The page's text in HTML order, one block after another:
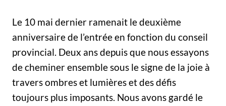
Le 10 mai dernier ramenait le deuxième
anniversaire de l’entrée en fonction du conseil
provincial. Deux ans depuis que nous essayons
de cheminer ensemble sous le signe de la joie à
travers ombres et lumières et des défis
toujours plus imposants. Nous avons gardé le